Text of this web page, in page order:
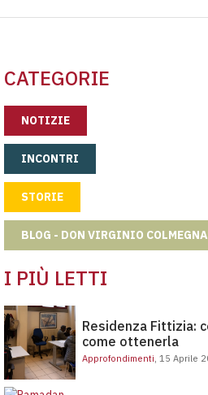
CATEGORIE
NOTIZIE
INCONTRI
STORIE
BLOG - DON VIRGINIO COLMEGNA
I PIÙ LETTI
Residenza Fittizia: cos’è e come ottenerla
Residenza Fittizia:
come ottenerla
Approfondimenti, 15 Aprile